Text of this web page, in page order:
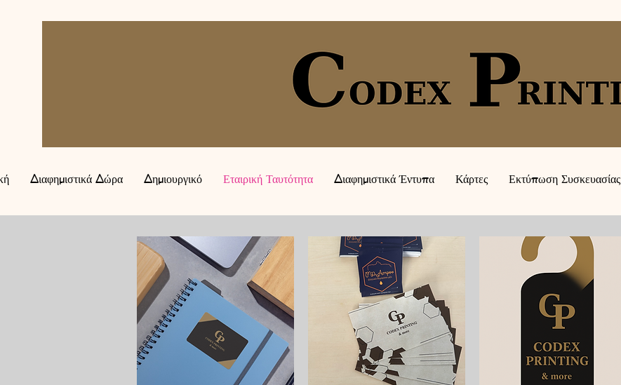
Διαφημιστικά Δώρα Δημιουργικό Εταιρική Ταυτότητα Διαφημιστικά Έντυπα Κάρτες Εκτύπωση Συσκευασίας